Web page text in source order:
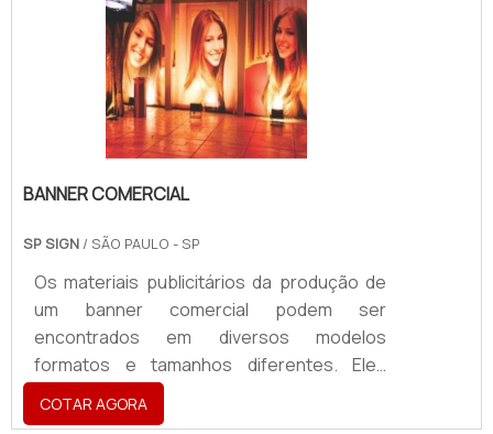
composição interna podem existir:
Disjuntores; Chaves; Fusíveis; Entre
outros.Os dispositivos de segurança
(disjuntores) rec.
BANNER COMERCIAL
SP SIGN / SÃO PAULO - SP
Os materiais publicitários da produção de
um banner comercial podem ser
encontrados em diversos modelos
formatos e tamanhos diferentes. Eles
podem ser utilizados para impressão de
lona (brilho ou fosca), papel e tecido.
COTAR AGORA